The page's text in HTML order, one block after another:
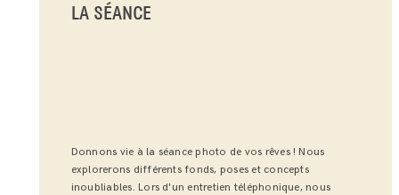
LA SÉANCE
Donnons vie à la séance photo de vos rêves ! Nous
explorerons différents fonds, poses et concepts
inoubliables. Lors d'un entretien téléphonique, nous